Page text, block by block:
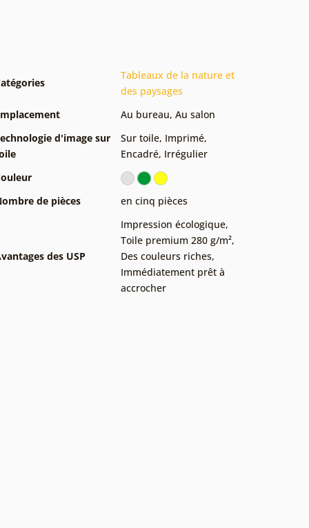
Tableaux de la nature et
des paysages
Au bureau, Au salon
d'image sur
Sur toile, Imprimé,
Encadré, Irrégulier
de pièces
en cinq pièces
des USP
Impression écologique,
Toile premium 280 g/m²,
Des couleurs riches,
Immédiatement prêt à
accrocher